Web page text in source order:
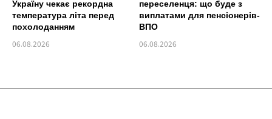
Україну чекає рекордна
температура літа перед
похолоданням
06.08.2026
переселенця: що буде з
виплатами для пенсіонерів-
ВПО
06.08.2026